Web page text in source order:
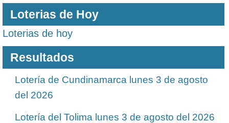
Loterias de Hoy
Loterias de hoy
Resultados
Lotería de Cundinamarca lunes 3 de agosto
del 2026
Lotería del Tolima lunes 3 de agosto del 2026